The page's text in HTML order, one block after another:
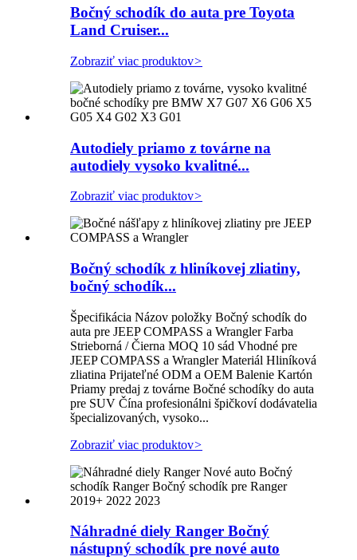
Bočný schodík do auta pre Toyota
Land Cruiser...
Zobraziť viac produktov>
Autodiely priamo z továrne na
autodiely vysoko kvalitné...
Zobraziť viac produktov>
Bočný schodík z hliníkovej zliatiny,
bočný schodík...
Špecifikácia Názov položky Bočný schodík do
auta pre JEEP COMPASS a Wrangler Farba
Strieborná / Čierna MOQ 10 sád Vhodné pre
JEEP COMPASS a Wrangler Materiál Hliníková
zliatina Prijateľné ODM a OEM Balenie Kartón
Priamy predaj z továrne Bočné schodíky do auta
pre SUV Čína profesionálni špičkoví dodávatelia
špecializovaných, vysoko...
Zobraziť viac produktov>
Náhradné diely Ranger Bočný
nástupný schodík pre nové auto